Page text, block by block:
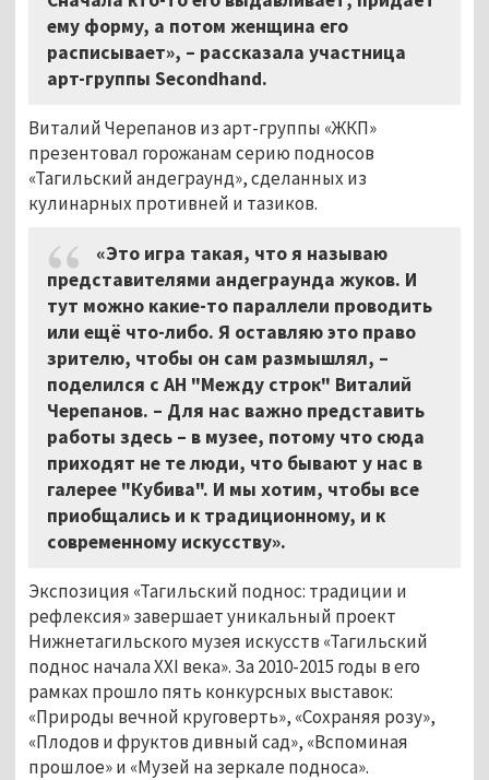
ему форму, а потом женщина его
расписывает», – рассказала участница
арт-группы Secondhand.
Виталий Черепанов из арт-группы «ЖКП»
презентовал горожанам серию подносов
«Тагильский андеграунд», сделанных из
кулинарных противней и тазиков.
«Это игра такая, что я называю
представителями андеграунда жуков. И
тут можно какие-то параллели проводить
или ещё что-либо. Я оставляю это право
зрителю, чтобы он сам размышлял, –
поделился с АН "Между строк" Виталий
Черепанов. – Для нас важно представить
работы здесь – в музее, потому что сюда
приходят не те люди, что бывают у нас в
галерее "Кубива". И мы хотим, чтобы все
приобщались и к традиционному, и к
современному искусству».
Экспозиция «Тагильский поднос: традиции и
рефлексия» завершает уникальный проект
Нижнетагильского музея искусств «Тагильский
поднос начала XXI века». За 2010-2015 годы в его
рамках прошло пять конкурсных выставок:
«Природы вечной круговерть», «Сохраняя розу»,
«Плодов и фруктов дивный сад», «Вспоминая
прошлое» и «Музей на зеркале подноса».